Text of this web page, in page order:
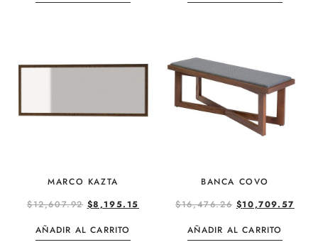
MARCO KAZTA
$12,607.92 $8,195.15
AÑADIR AL CARRITO
BANCA COVO
$16,476.26 $10,709.57
AÑADIR AL CARRITO